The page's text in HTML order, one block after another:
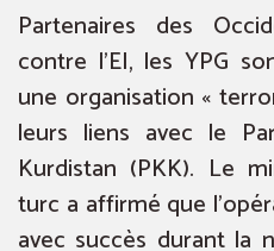
Partenaires des
contre l’EI, les YPG
une organisation «
leurs liens avec le
Kurdistan (PKK). Le
turc a affirmé que
avec succès durant la